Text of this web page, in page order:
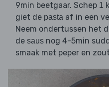
9min beetgaar. Schep 1
giet de pasta af in een
Neem ondertussen het
de saus nog 4-5min
smaak met peper en